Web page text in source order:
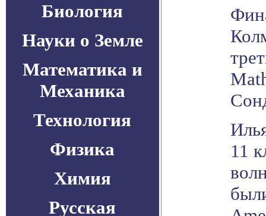
Биология
Науки о Земле
Математика и
Механика
Технология
Физика
Химия
Русская
11